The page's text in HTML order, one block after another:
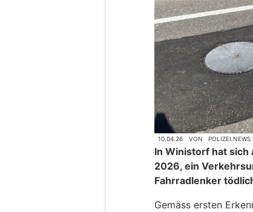
10.04.26 VON POLIZEI.NEWS
In Winistorf hat sich
2026, ein
Fahrradlenker
Gemäss ersten